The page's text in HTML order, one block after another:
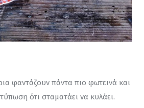
φαντάζουν πάντα πιο φωτεινά και
ότι σταματάει να κυλάει.